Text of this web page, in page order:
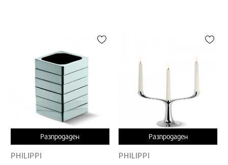
Разпродаден
PHILIPPI
Разпродаден
PHILIPPI